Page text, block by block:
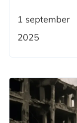
1 september
2025